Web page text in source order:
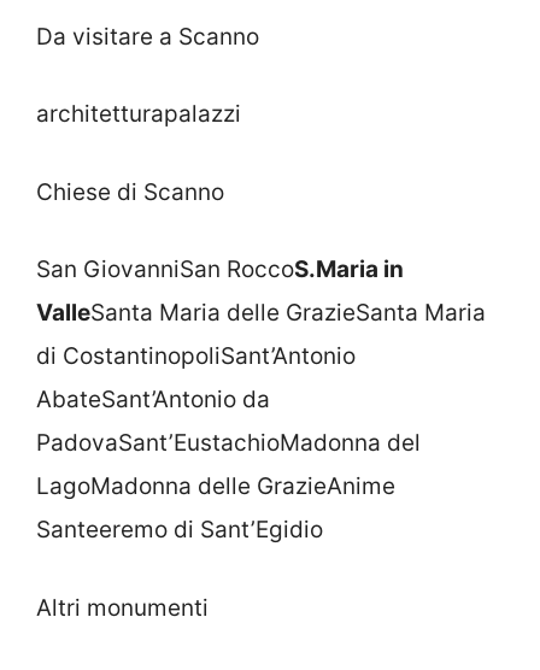
Da visitare a Scanno
architetturapalazzi
Chiese di Scanno
San GiovanniSan RoccoS.Maria in
ValleSanta Maria delle GrazieSanta Maria
di CostantinopoliSant’Antonio
AbateSant’Antonio da
PadovaSant’EustachioMadonna del
LagoMadonna delle GrazieAnime
Santeeremo di Sant’Egidio
Altri monumenti